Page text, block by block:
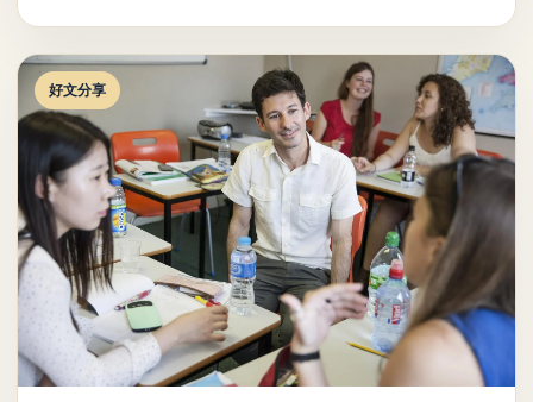
好文分享